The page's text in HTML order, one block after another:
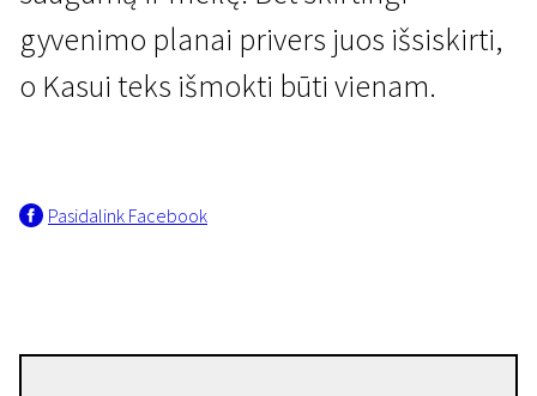
Europa trumpai
gyvenimo planai privers juos išsiskirti,
o Kasui teks išmokti būti vienam.
Pasidalink Facebook